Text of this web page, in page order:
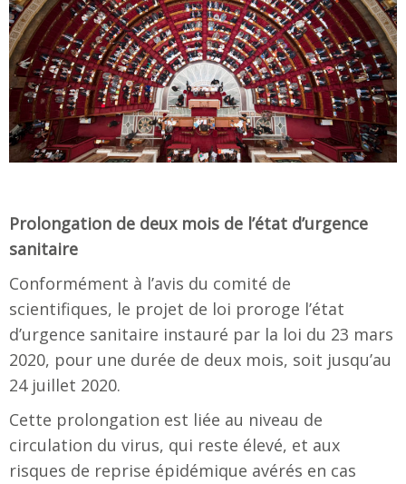
Prolongation de deux mois de l’état d’urgence
sanitaire
Conformément à l’avis du comité de
scientifiques, le projet de loi proroge l’état
d’urgence sanitaire instauré par la loi du 23 mars
2020, pour une durée de deux mois, soit jusqu’au
24 juillet 2020.
Cette prolongation est liée au niveau de
circulation du virus, qui reste élevé, et aux
risques de reprise épidémique avérés en cas